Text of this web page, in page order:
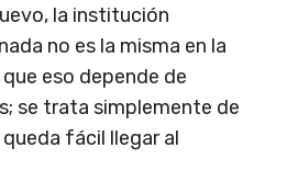
la institución
no es la misma en la
eso depende de
se trata simplemente de
fácil llegar al